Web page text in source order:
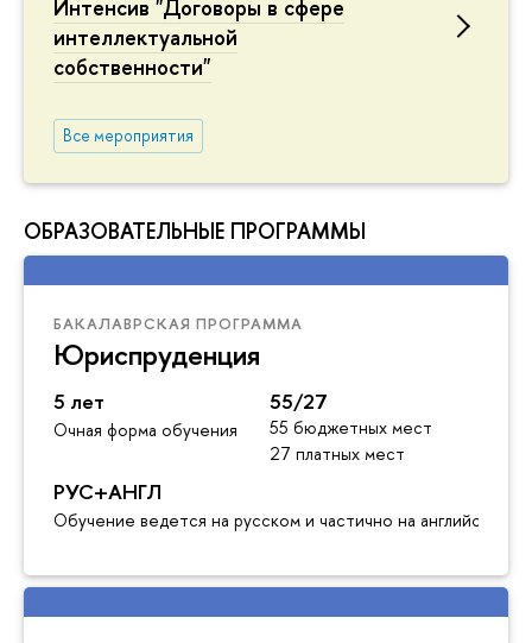
Интенсив "Договоры в сфере
интеллектуальной
собственности"
Все мероприятия
ОБРАЗОВАТЕЛЬНЫЕ ПРОГРАММЫ
БАКАЛАВРСКАЯ ПРОГРАММА
Юриспруденция
5 лет
Очная форма обучения
55/27
55 бюджетных мест
27 платных мест
РУС+АНГЛ
Обучение ведется на русском и частично на английском